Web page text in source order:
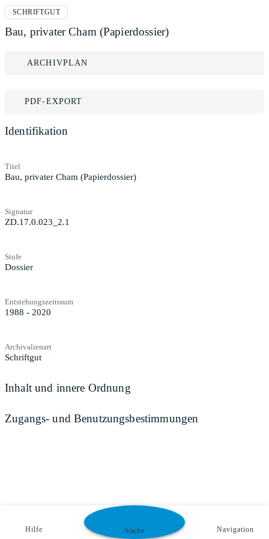
SCHRIFTGUT
Bau, privater Cham (Papierdossier)
ARCHIVPLAN
PDF-EXPORT
Identifikation
Titel
Bau, privater Cham (Papierdossier)
Signatur
ZD.17.0.023_2.1
Stufe
Dossier
Entstehungszeitraum
1988 - 2020
Archivalienart
Schriftgut
Inhalt und innere Ordnung
Zugangs- und Benutzungsbestimmungen
Hilfe Suche Navigation